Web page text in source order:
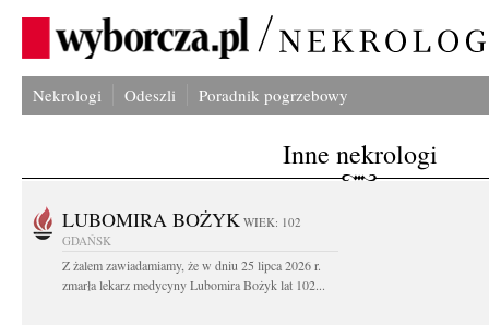
Nekrologi Odeszli Poradnik pogrzebowy
Inne nekrologi
LUBOMIRA BOŻYK WIEK: 102
GDAŃSK
Z żalem zawiadamiamy, że w dniu 25 lipca 2026 r.
zmarła lekarz medycyny Lubomira Bożyk lat 102...